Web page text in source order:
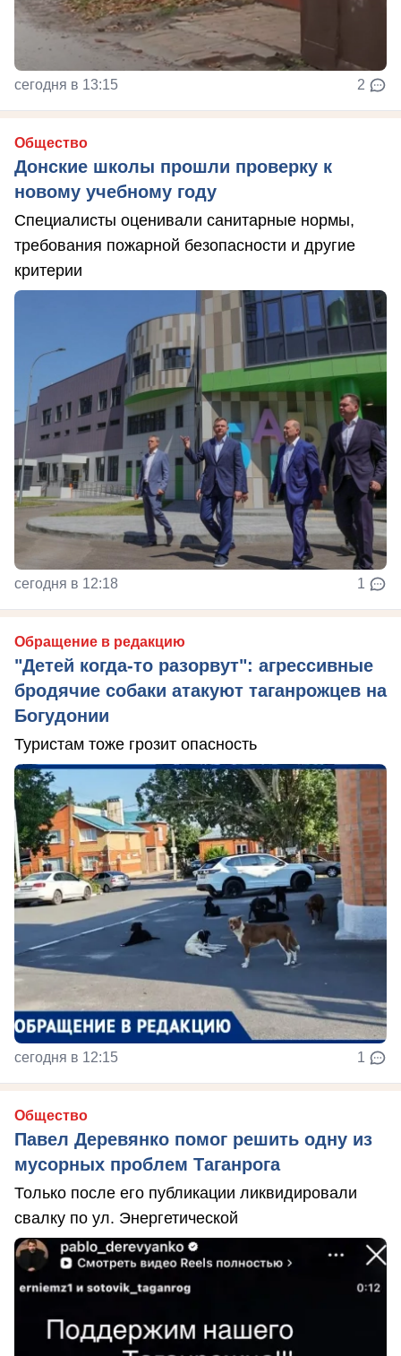
сегодня в 13:15 2
Общество
Донские школы прошли проверку к
новому учебному году
Специалисты оценивали санитарные нормы,
требования пожарной безопасности и другие
критерии
сегодня в 12:18 1
Обращение в редакцию
"Детей когда-то разорвут": агрессивные
бродячие собаки атакуют таганрожцев на
Богудонии
Туристам тоже грозит опасность
сегодня в 12:15 1
Общество
Павел Деревянко помог решить одну из
мусорных проблем Таганрога
Только после его публикации ликвидировали
свалку по ул. Энергетической